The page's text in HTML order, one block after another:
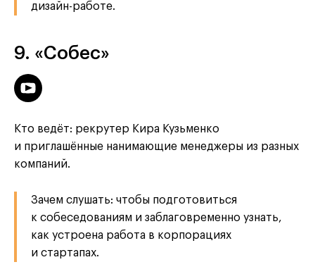
дизайн-работе.
9. «Собес»
Кто ведёт: рекрутер Кира Кузьменко
и приглашённые нанимающие менеджеры из разных
компаний.
Зачем слушать: чтобы подготовиться
к собеседованиям и заблаговременно узнать,
как устроена работа в корпорациях
и стартапах.